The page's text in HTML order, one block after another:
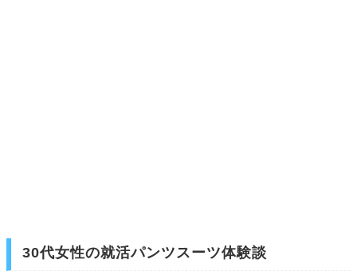
30代女性の就活パンツスーツ体験談